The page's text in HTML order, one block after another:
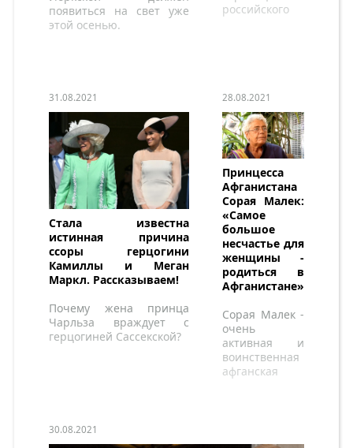
появиться на свет уже
этой осенью.
российского
31.08.2021
Стала известна
истинная причина
ссоры герцогини
Камиллы и Меган
Маркл. Рассказываем!
Почему жена принца
Чарльза враждует с
герцогиней Сассекской?
30.08.2021
28.08.2021
Принцесса
Афганистана
Сорая Малек:
«Самое
большое
несчастье для
женщины -
родиться в
Афганистане»
Сорая Малек -
очень
активная и
воинственная
афганская